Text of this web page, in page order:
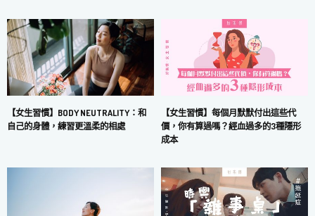
【女生習慣】BODY NEUTRALITY：和
自己的身體，練習更溫柔的相處
【女生習慣】每個月默默付出這些代
價，你有算過嗎？經血過多的3種隱形
成本